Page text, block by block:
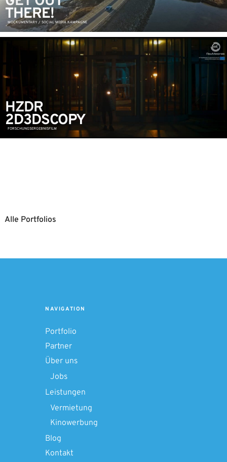
THERE!
MOCKUMENTARY / SOCIAL MEDIA KAMPAGNE
HZDR
2D3DSCOPY
FORSCHUNGSERGEBNISFILM
Alle Portfolios
NAVIGATION
Portfolio
Partner
Über uns
Jobs
Leistungen
Vermietung
Kinowerbung
Blog
Kontakt